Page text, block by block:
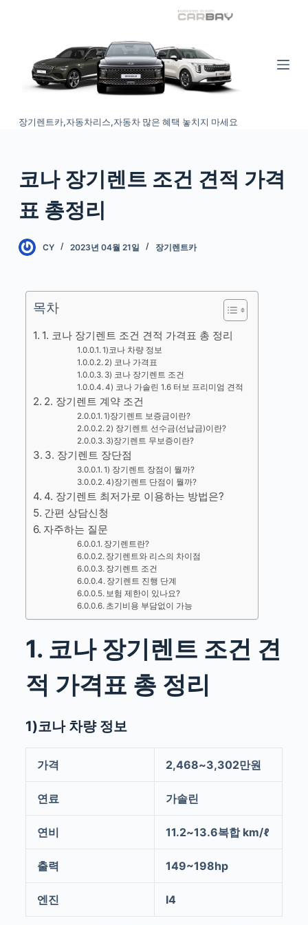
c장기렌트카,자동차리스,자동차 많은 혜택 놓치지 마세요
코나 장기렌트 조건 견적 가격
표 총정리
CY 2023년 04월 21일 장기렌트카
목차
1. 코나 장기렌트 조건 견적 가격표 총 정리
1)코나 차량 정보
2) 코나 가격표
3) 코나 장기렌트 조건
4) 코나 가솔린 1.6 터보 프리미엄 견적
2. 장기렌트 계약 조건
1)장기렌트 보증금이란?
2) 장기렌트 선수금(선납금)이란?
3)장기렌트 무보증이란?
3. 장기렌트 장단점
1) 장기렌트 장점이 뭘까?
4)장기렌트 단점이 뭘까?
4. 장기렌트 최저가로 이용하는 방법은?
간편 상담신청
자주하는 질문
장기렌트란?
장기렌트와 리스의 차이점
장기렌트 조건
장기렌트 진행 단계
보험 제한이 있나요?
초기비용 부담없이 가능
1. 코나 장기렌트 조건 견
적 가격표 총 정리
1)코나 차량 정보
가격 2,468~3,302만원
연료 가솔린
연비 11.2~13.6복합 km/ℓ
출력 149~198hp
엔진 I4